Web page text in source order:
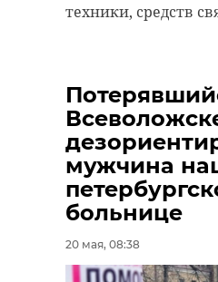
мужчина
больнице
20 мая, 08:38
техники, средств
ремонт и
фронта, все для
резюмировал
Дрозденко.